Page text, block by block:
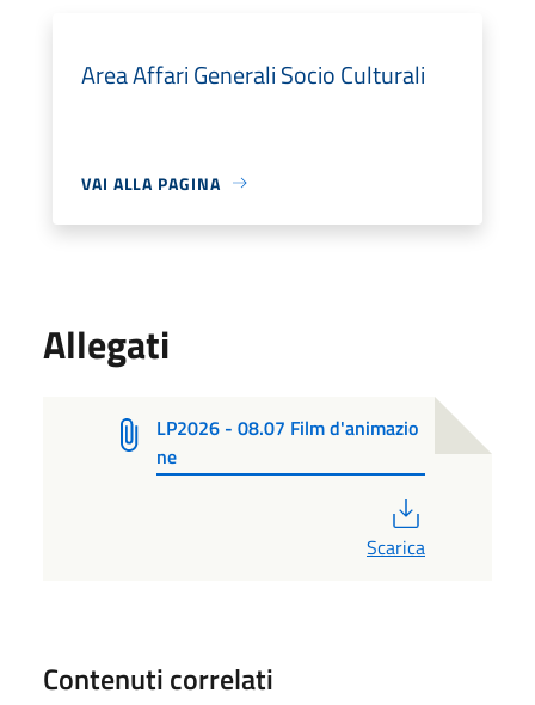
Area Affari Generali Socio Culturali
VAI ALLA PAGINA
Allegati
LP2026 - 08.07 Film d'animazio
ne
Scarica
Contenuti correlati